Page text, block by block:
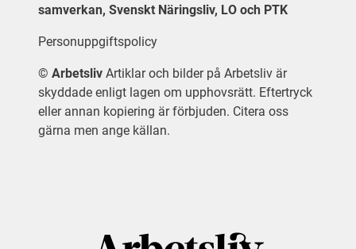
samverkan, Svenskt Näringsliv, LO och PTK
Personuppgiftspolicy
© Arbetsliv Artiklar och bilder på Arbetsliv är
skyddade enligt lagen om upphovsrätt. Eftertryck
eller annan kopiering är förbjuden. Citera oss
gärna men ange källan.